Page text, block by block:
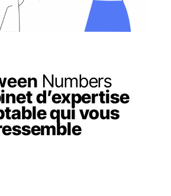
Numbers
d’expertise
qui vous